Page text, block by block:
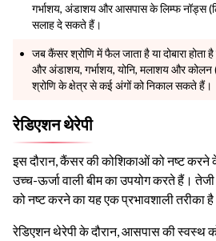
गर्भाशय, अंडाशय और आसपास के लिम्फ नॉड्स
सलाह दे सकते हैं।
जब कैंसर श्रोणि में फैल जाता है या दोबारा होता
और अंडाशय, गर्भाशय, योनि, मलाशय और कोलन
श्रोणि के क्षेत्र से कई अंगों को निकाल सकते हैं।
रेडिएशन थेरेपी
इस दौरान, कैंसर की कोशिकाओं को नष्ट करने
उच्च-ऊर्जा वाली बीम का उपयोग करते हैं।
को नष्ट करने का यह एक प्रभावशाली तरीका
रेडिएशन थेरेपी के दौरान, आसपास की स्वस्थ